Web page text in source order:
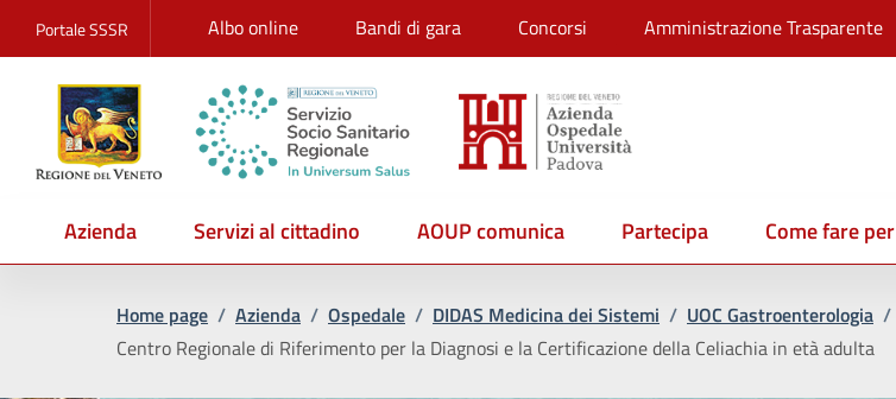
Portale SSSR Albo online Bandi di gara Concorsi Amministrazione Trasparente
Azienda Servizi al cittadino AOUP comunica Partecipa Come fare per
Home page / Azienda / Ospedale / DIDAS Medicina dei Sistemi / UOC Gastroenterologia /
Centro Regionale di Riferimento per la Diagnosi e la Certificazione della Celiachia in età adulta